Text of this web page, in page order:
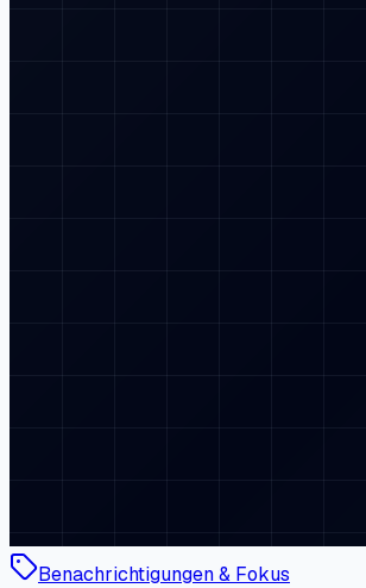
Benachrichtigungen & Fokus